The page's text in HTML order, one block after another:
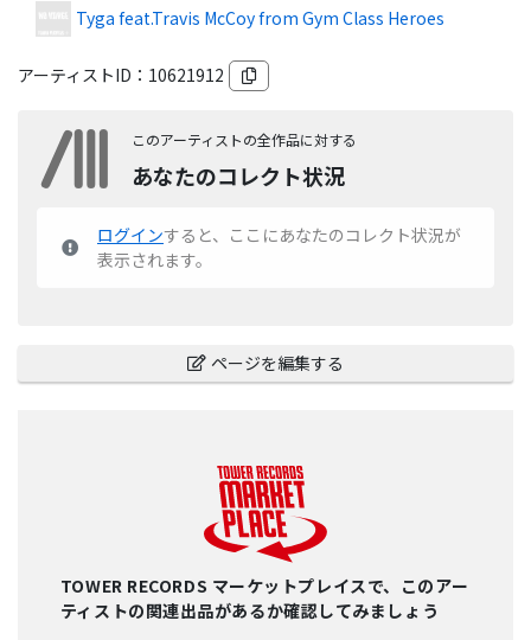
Tyga feat.Travis McCoy from Gym Class Heroes
アーティストID： 10621912
このアーティストの全作品に対する
あなたのコレクト状況
ログインすると、ここにあなたのコレクト状況が
表示されます。
ページを編集する
TOWER RECORDS マーケットプレイスで、このアー
ティストの関連出品があるか確認してみましょう